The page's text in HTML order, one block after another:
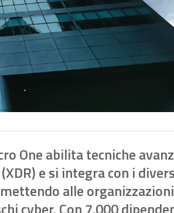
One abilita tecniche
e si integra con i
alle